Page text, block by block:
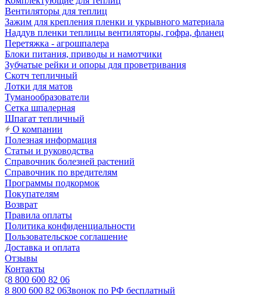
Вентиляторы для теплиц
Зажим для крепления пленки и укрывного материала
Наддув пленки теплицы вентиляторы, гофра, фланец
Перетяжка - агрошпалера
Блоки питания, приводы и намотчики
Зубчатые рейки и опоры для проветривания
Скотч тепличный
Лотки для матов
Туманообразователи
Сетка шпалерная
Шпагат тепличный
О компании
Полезная информация
Статьи и руководства
Справочник болезней растений
Справочник по вредителям
Программы подкормок
Покупателям
Возврат
Правила оплаты
Политика конфиденциальности
Пользовательское соглашение
Доставка и оплата
Отзывы
Контакты
8 800 600 82 06
8 800 600 82 06Звонок по РФ бесплатный